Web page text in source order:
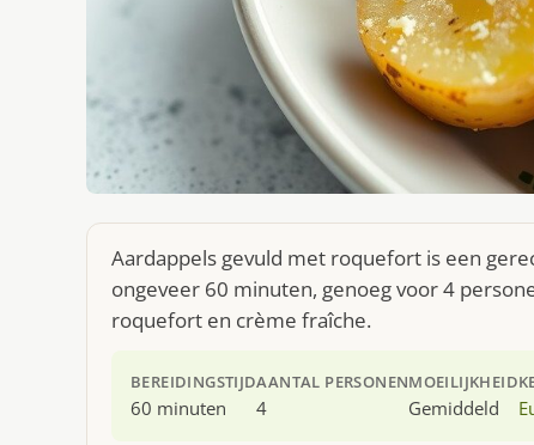
Aardappels gevuld met roquefort is een
ongeveer 60 minuten, genoeg voor 4
roquefort en crème fraîche.
BEREIDINGSTIJD
60 minuten
AANTAL PERSONEN
4
MOEILIJKHEID
Gemiddeld